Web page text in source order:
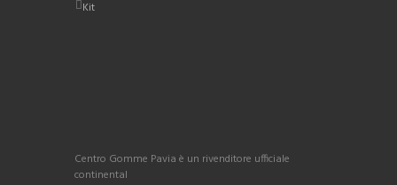
Kit
Centro Gomme Pavia è un rivenditore ufficiale
continental